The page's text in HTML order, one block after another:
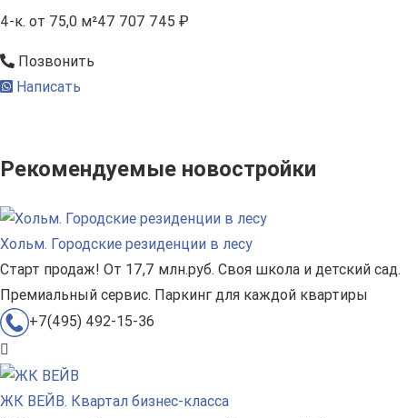
4-к. от 75,0 м²47 707 745 ₽
Позвонить
Написать
Рекомендуемые новостройки
Хольм. Городские резиденции в лесу
Старт продаж! От 17,7 млн.руб. Своя школа и детский сад.
Премиальный сервис. Паркинг для каждой квартиры
+7(495) 492-15-36
ЖК ВЕЙВ. Квартал бизнес-класса